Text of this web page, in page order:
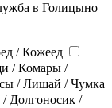
в Голицыно
/ Кожеед
/ Комары /
/ Лишай / Чумка
Долгоносик /